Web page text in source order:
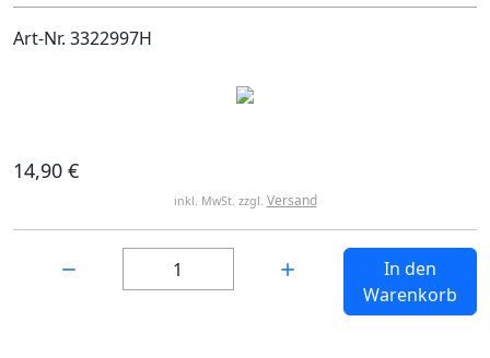
Art-Nr. 3322997H
14,90 €
inkl. MwSt. zzgl. Versand
In den
Warenkorb